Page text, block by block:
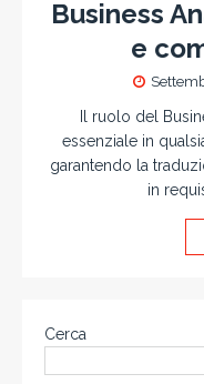
Business
e
Il ruolo del
essenziale in
garantendo la
in
Cerca